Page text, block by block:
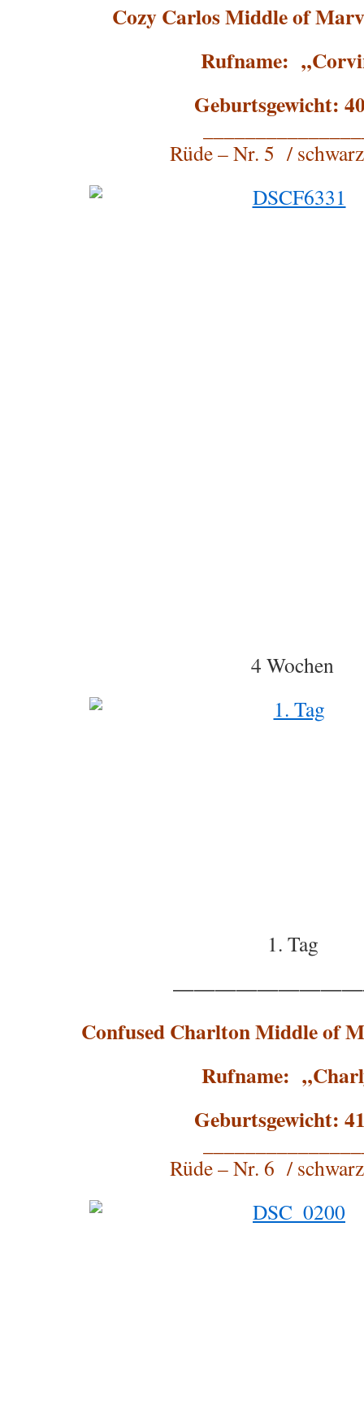
Cozy Carlos Middle of
Rufname:
Geburtsgewicht:
Rüde – Nr. 5 /
4 Wochen
1. Tag
Confused Charlton Middle of
Rufname:
Geburtsgewicht:
Rüde – Nr. 6 /